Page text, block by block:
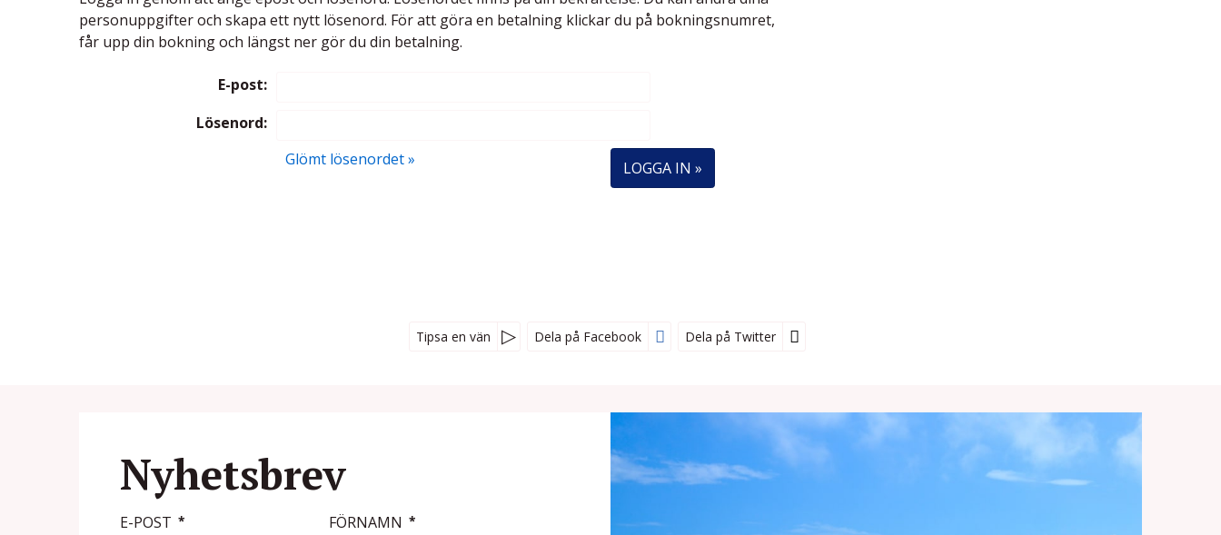
personuppgifter och skapa ett nytt lösenord. För att göra en betalning klickar du på bokningsnumret,
får upp din bokning och längst ner gör du din betalning.
E-post:
Lösenord:
Glömt lösenordet »
Tipsa en vän Dela på Facebook Dela på Twitter
Nyhetsbrev
E-POST * FÖRNAMN *